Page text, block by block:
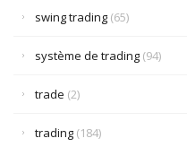
swing trading (65)
système de trading (94)
trade (2)
trading (184)